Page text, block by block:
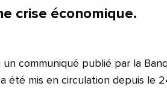
crise économique.
un communiqué publié par la
été mis en circulation depuis le